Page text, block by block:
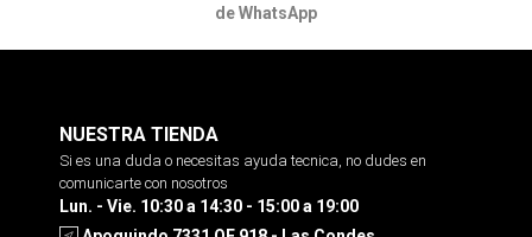
de WhatsApp
NUESTRA TIENDA
Si es una duda o necesitas ayuda tecnica, no dudes en
comunicarte con nosotros
Lun. - Vie. 10:30 a 14:30 - 15:00 a 19:00